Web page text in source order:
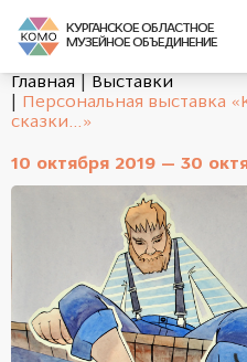
КУРГАНСКОЕ ОБЛАСТНОЕ
МУЗЕЙНОЕ ОБЪЕДИНЕНИЕ
Главная
Выставки
Персональная выставка
сказки…»
10 октября 2019 — 30